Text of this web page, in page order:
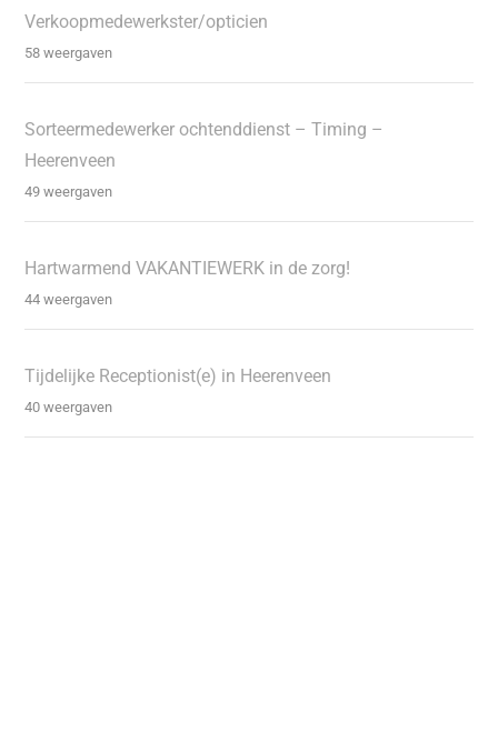
Verkoopmedewerkster/opticien
58 weergaven
Sorteermedewerker ochtenddienst – Timing –
Heerenveen
49 weergaven
Hartwarmend VAKANTIEWERK in de zorg!
44 weergaven
Tijdelijke Receptionist(e) in Heerenveen
40 weergaven